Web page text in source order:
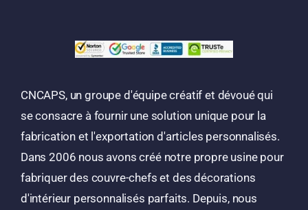
CNCAPS, un groupe d'équipe créatif et dévoué qui
se consacre à fournir une solution unique pour la
fabrication et l'exportation d'articles personnalisés.
Dans 2006 nous avons créé notre propre usine pour
fabriquer des couvre-chefs et des décorations
d'intérieur personnalisés parfaits. Depuis, nous